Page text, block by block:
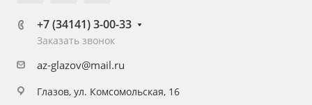
+7 (34141) 3-00-33
Заказать звонок
az-glazov@mail.ru
Глазов, ул. Комсомольская, 16